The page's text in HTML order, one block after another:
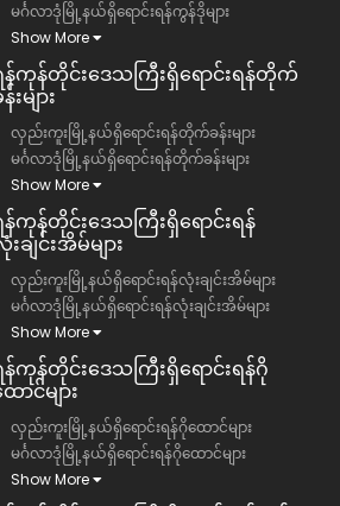
မင်္ဂလာဒုံမြို့နယ်ရှိရောင်းရန်ကွန်ဒိုများ
Show More
န်ကုန်တိုင်းဒေသကြီး​ရှိရောင်းရန်တိုက်
းများ
လှည်းကူးမြို့နယ်ရှိရောင်းရန်တိုက်ခန်းများ
မင်္ဂလာဒုံမြို့နယ်ရှိရောင်းရန်တိုက်ခန်းများ
Show More
န်ကုန်တိုင်းဒေသကြီး​ရှိရောင်းရန်
ချင်းအိမ်များ
လှည်းကူးမြို့နယ်ရှိရောင်းရန်လုံးချင်းအိမ်များ
မင်္ဂလာဒုံမြို့နယ်ရှိရောင်းရန်လုံးချင်းအိမ်များ
Show More
န်ကုန်တိုင်းဒေသကြီး​ရှိရောင်းရန်ဂို
ာင်များ
လှည်းကူးမြို့နယ်ရှိရောင်းရန်ဂိုထောင်များ
မင်္ဂလာဒုံမြို့နယ်ရှိရောင်းရန်ဂိုထောင်များ
Show More